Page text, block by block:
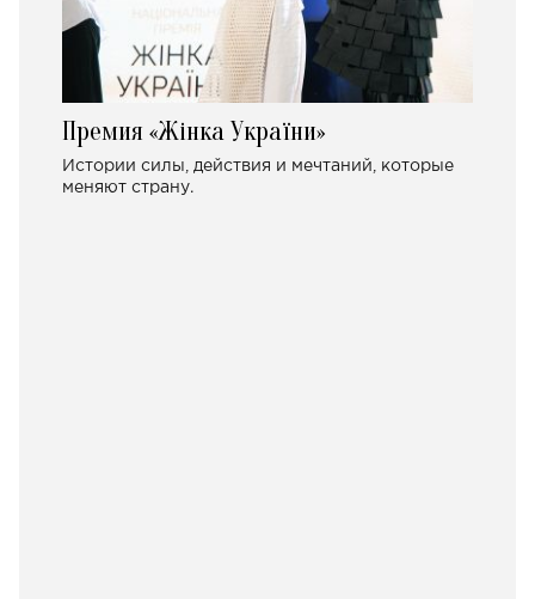
Премия «Жінка України»
Истории силы, действия и мечтаний, которые
меняют страну.